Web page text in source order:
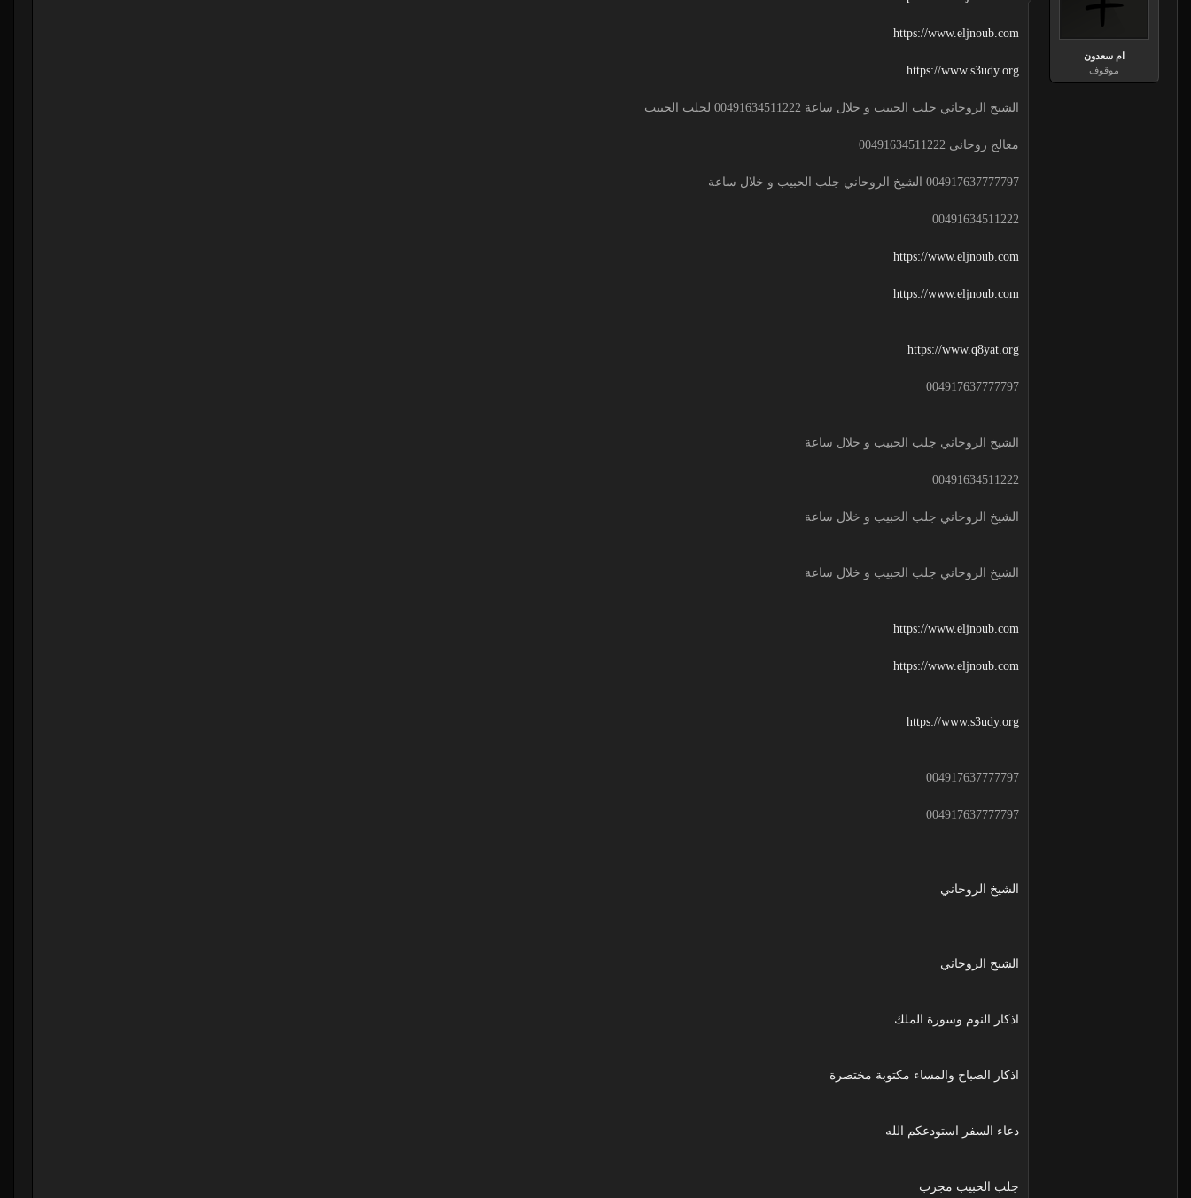
ام سعدون
موقوف
https://www.eljnoub.com
https://www.s3udy.org
الشيخ الروحاني جلب الحبيب و خلال ساعة 00491634511222 لجلب الحبيب
معالج روحانى 00491634511222
004917637777797 الشيخ الروحاني جلب الحبيب و خلال ساعة
00491634511222
https://www.eljnoub.com
https://www.eljnoub.com
https://www.q8yat.org
004917637777797
الشيخ الروحاني جلب الحبيب و خلال ساعة
00491634511222
الشيخ الروحاني جلب الحبيب و خلال ساعة
الشيخ الروحاني جلب الحبيب و خلال ساعة
https://www.eljnoub.com
https://www.eljnoub.com
https://www.s3udy.org
004917637777797
004917637777797
الشيخ الروحاني
الشيخ الروحاني
اذكار النوم وسورة الملك
اذكار الصباح والمساء مكتوبة مختصرة
دعاء السفر استودعكم الله
جلب الحبيب مجرب